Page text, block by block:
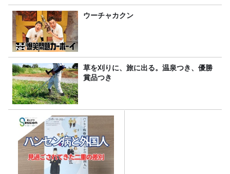
ウーチャカクン
草を刈りに、旅に出る。温泉つき、優勝
賞品つき